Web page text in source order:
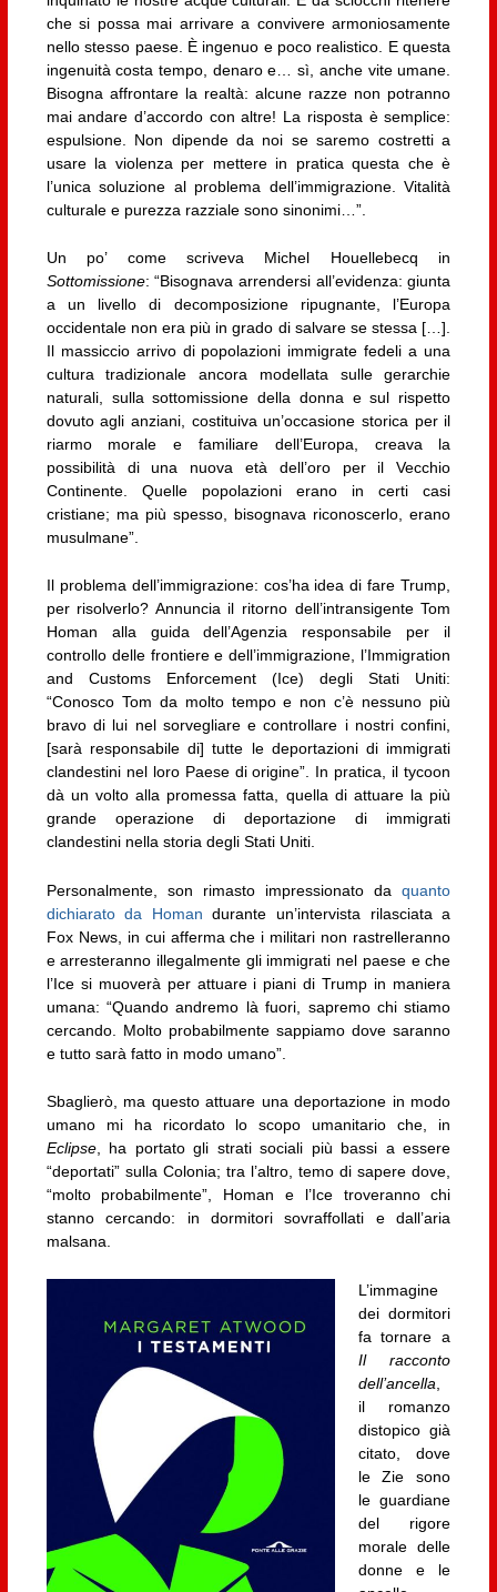
che si possa mai arrivare a convivere armoniosamente
nello stesso paese. È ingenuo e poco realistico. E questa
ingenuità costa tempo, denaro e… sì, anche vite umane.
Bisogna affrontare la realtà: alcune razze non potranno
mai andare d’accordo con altre! La risposta è semplice:
espulsione. Non dipende da noi se saremo costretti a
usare la violenza per mettere in pratica questa che è
l’unica soluzione al problema dell’immigrazione. Vitalità
culturale e purezza razziale sono sinonimi…”.
Un po’ come scriveva Michel Houellebecq in
Sottomissione: “Bisognava arrendersi all’evidenza: giunta
a un livello di decomposizione ripugnante, l’Europa
occidentale non era più in grado di salvare se stessa […].
Il massiccio arrivo di popolazioni immigrate fedeli a una
cultura tradizionale ancora modellata sulle gerarchie
naturali, sulla sottomissione della donna e sul rispetto
dovuto agli anziani, costituiva un’occasione storica per il
riarmo morale e familiare dell’Europa, creava la
possibilità di una nuova età dell’oro per il Vecchio
Continente. Quelle popolazioni erano in certi casi
cristiane; ma più spesso, bisognava riconoscerlo, erano
musulmane”.
Il problema dell’immigrazione: cos’ha idea di fare Trump,
per risolverlo? Annuncia il ritorno dell’intransigente Tom
Homan alla guida dell’Agenzia responsabile per il
controllo delle frontiere e dell’immigrazione, l’Immigration
and Customs Enforcement (Ice) degli Stati Uniti:
“Conosco Tom da molto tempo e non c’è nessuno più
bravo di lui nel sorvegliare e controllare i nostri confini,
[sarà responsabile di] tutte le deportazioni di immigrati
clandestini nel loro Paese di origine”. In pratica, il tycoon
dà un volto alla promessa fatta, quella di attuare la più
grande operazione di deportazione di immigrati
clandestini nella storia degli Stati Uniti.
Personalmente, son rimasto impressionato daquanto
dichiarato da Homan durante un’intervista rilasciata a
Fox News, in cui afferma che i militari non rastrelleranno
e arresteranno illegalmente gli immigrati nel paese e che
l’Ice si muoverà per attuare i piani di Trump in maniera
umana: “Quando andremo là fuori, sapremo chi stiamo
cercando. Molto probabilmente sappiamo dove saranno
e tutto sarà fatto in modo umano”.
Sbaglierò, ma questo attuare una deportazione in modo
umano mi ha ricordato lo scopo umanitario che, in
Eclipse, ha portato gli strati sociali più bassi a essere
“deportati” sulla Colonia; tra l’altro, temo di sapere dove,
“molto probabilmente”, Homan e l’Ice troveranno chi
stanno cercando: in dormitori sovraffollati e dall’aria
malsana.
L’immagine
dei dormitori
fa tornare a
Il racconto
dell’ancella
il romanzo
distopico già
citato, dove
le Zie sono
le guardiane
del rigore
morale delle
donne e le